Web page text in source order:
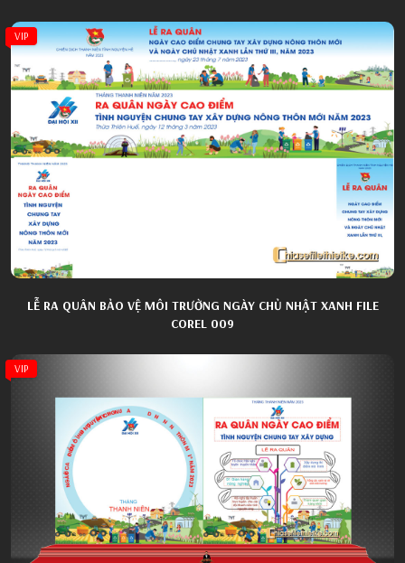
VIP
LỄ RA QUÂN BẢO VỆ MÔI TRƯỜNG NGÀY CHỦ NHẬT XANH FILE
COREL 009
VIP